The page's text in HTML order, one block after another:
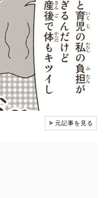
▶元記事を見る